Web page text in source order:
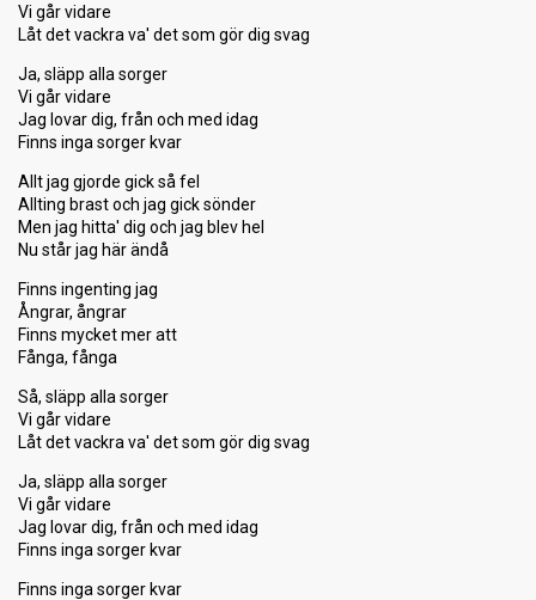
Vi går vidare
Låt det vackra va' det som gör dig svag
Ja, släpp alla sorger
Vi går vidare
Jag lovar dig, från och med idag
Finns inga sorger kvar
Allt jag gjorde gick så fel
Allting brast och jag gick sönder
Men jag hitta' dig och jag blev hel
Nu står jag här ändå
Finns ingenting jag
Ångrar, ångrar
Finns mycket mer att
Fånga, fånga
Så, släpp alla sorger
Vi går vidare
Låt det vackra va' det som gör dig svag
Ja, släpp alla sorger
Vi går vidare
Jag lovar dig, från och med idag
Finns inga sorger kvar
Finns inga sorger kvar